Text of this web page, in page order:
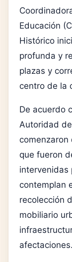
Educación
Histórico
profunda y
plazas y
centro de la
De acuerdo
Autoridad
comenzaron
que fueron
intervenidas
contemplan
recolección
mobiliario
afectaciones.